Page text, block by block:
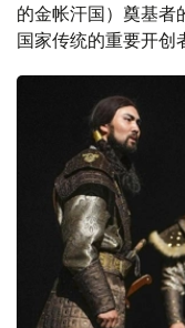
的金帐汗国）奠基者
国家传统的重要开创